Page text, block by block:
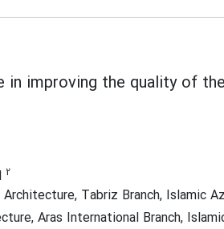
improving the quality of
2
Tabriz Branch, Islamic
Aras International Branch,